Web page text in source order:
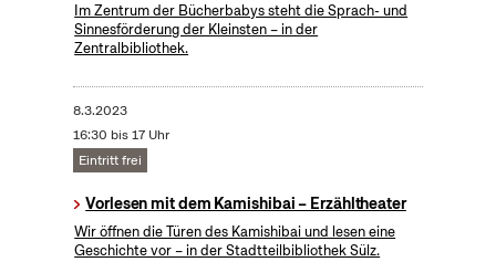
Im Zentrum der Bücherbabys steht die Sprach- und
Sinnesförderung der Kleinsten – in der
Zentralbibliothek.
8.3.2023
16:30 bis 17 Uhr
Eintritt frei
Vorlesen mit dem Kamishibai – Erzähltheater
Wir öffnen die Türen des Kamishibai und lesen eine
Geschichte vor – in der Stadtteilbibliothek Sülz.